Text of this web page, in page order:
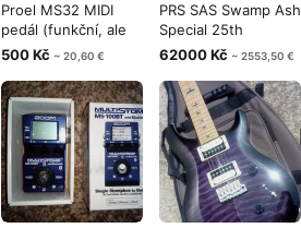
Proel MS32 MIDI
pedál (funkční, ale
občas se
500 Kč ~ 20,60 €
PRS SAS Swamp Ash
Special 25th
Anniversary Li
62000 Kč ~ 2553,50 €